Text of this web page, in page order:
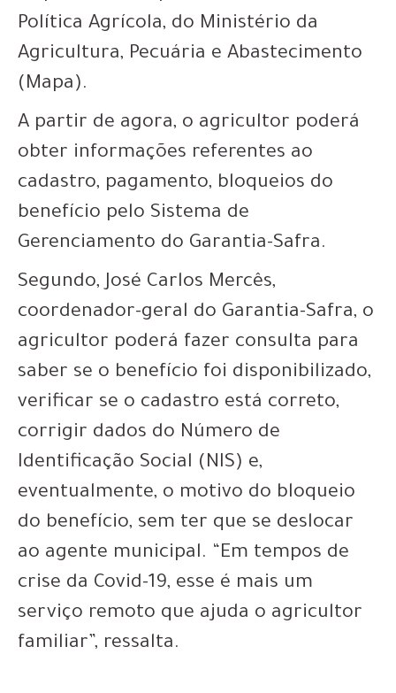
Política Agrícola, do Ministério da
Agricultura, Pecuária e Abastecimento
(Mapa).
A partir de agora, o agricultor poderá
obter informações referentes ao
cadastro, pagamento, bloqueios do
benefício pelo Sistema de
Gerenciamento do Garantia-Safra.
Segundo, José Carlos Mercês,
coordenador-geral do Garantia-Safra, o
agricultor poderá fazer consulta para
saber se o benefício foi disponibilizado,
verificar se o cadastro está correto,
corrigir dados do Número de
Identificação Social (NIS) e,
eventualmente, o motivo do bloqueio
do benefício, sem ter que se deslocar
ao agente municipal. “Em tempos de
crise da Covid-19, esse é mais um
serviço remoto que ajuda o agricultor
familiar”, ressalta.